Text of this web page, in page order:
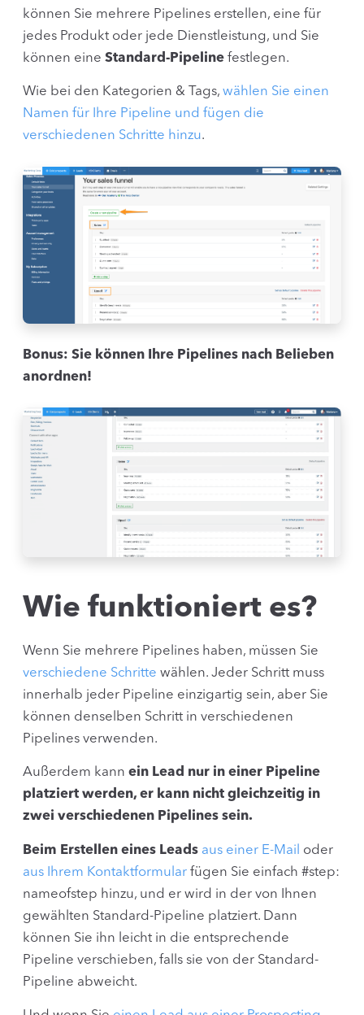
können Sie mehrere Pipelines erstellen, eine für
jedes Produkt oder jede Dienstleistung, und Sie
können eine Standard-Pipeline festlegen.
Wie bei den Kategorien & Tags, wählen Sie einen
Namen für Ihre Pipeline und fügen die
verschiedenen Schritte hinzu.
Bonus: Sie können Ihre Pipelines nach Belieben
anordnen!
Wie funktioniert es?
Wenn Sie mehrere Pipelines haben, müssen Sie
verschiedene Schritte wählen. Jeder Schritt muss
innerhalb jeder Pipeline einzigartig sein, aber Sie
können denselben Schritt in verschiedenen
Pipelines verwenden.
Außerdem kann ein Lead nur in einer Pipeline
platziert werden, er kann nicht gleichzeitig in
zwei verschiedenen Pipelines sein.
Beim Erstellen eines Leads aus einer E-Mail oder
aus Ihrem Kontaktformular fügen Sie einfach #step:
nameofstep hinzu, und er wird in der von Ihnen
gewählten Standard-Pipeline platziert. Dann
können Sie ihn leicht in die entsprechende
Pipeline verschieben, falls sie von der Standard-
Pipeline abweicht.